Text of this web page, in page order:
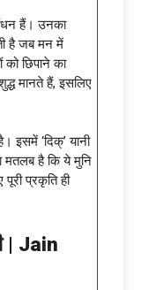
हैं। उनका
है जब मन में
छिपाने का
मानते हैं, इसलिए
इसमें ‘दिक्’ यानी
मतलब है कि ये मुनि
प्रकृति ही
| Jain